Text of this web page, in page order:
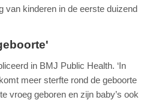
van kinderen in de eerste duizend
in BMJ Public Health. ‘In
meer sterfte rond de geboorte
vroeg geboren en zijn baby’s ook